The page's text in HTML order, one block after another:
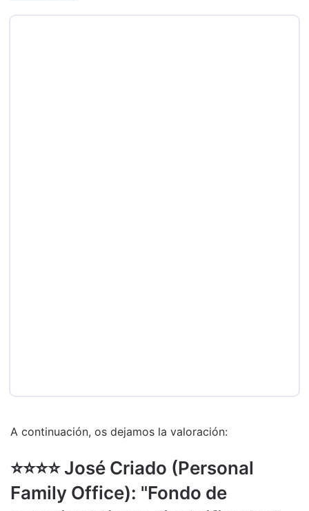
A continuación, os dejamos la valoración:
⭐️⭐️⭐️⭐️ José Criado (Personal
Family Office): "Fondo de